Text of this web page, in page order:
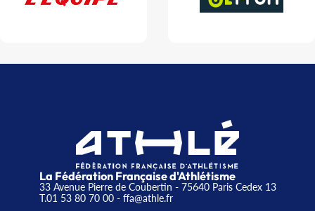
La Fédération Française d'Athlétisme
33 Avenue Pierre de Coubertin - 75640 Paris Cedex 13
T.01 53 80 70 00- ffa@athle.fr